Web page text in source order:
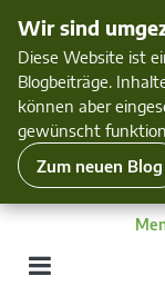
Wir sind
Diese Website ist
Blogbeiträge.
können aber
gewünscht
Zum neuen Blog